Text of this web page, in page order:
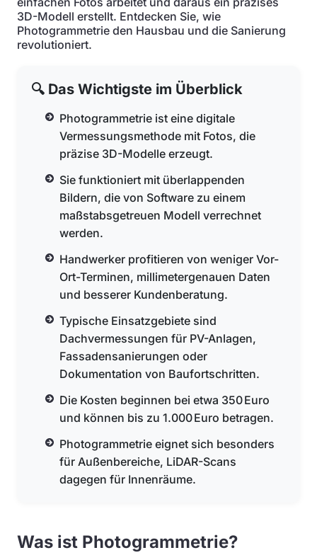
3D-Modell erstellt. Entdecken Sie, wie
Photogrammetrie den Hausbau und die Sanierung
revolutioniert.
🔍 Das Wichtigste im Überblick
Photogrammetrie ist eine digitale
Vermessungsmethode mit Fotos, die
präzise 3D-Modelle erzeugt.
Sie funktioniert mit überlappenden
Bildern, die von Software zu einem
maßstabsgetreuen Modell verrechnet
werden.
Handwerker profitieren von weniger Vor-
Ort-Terminen, millimetergenauen Daten
und besserer Kundenberatung.
Typische Einsatzgebiete sind
Dachvermessungen für PV-Anlagen,
Fassadensanierungen oder
Dokumentation von Baufortschritten.
Die Kosten beginnen bei etwa 350 Euro
und können bis zu 1.000 Euro betragen.
Photogrammetrie eignet sich besonders
für Außenbereiche, LiDAR-Scans
dagegen für Innenräume.
Was ist Photogrammetrie?